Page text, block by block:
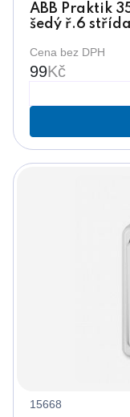
ABB Praktik
šedý ř.6
Cena bez DPH
99Kč
15668